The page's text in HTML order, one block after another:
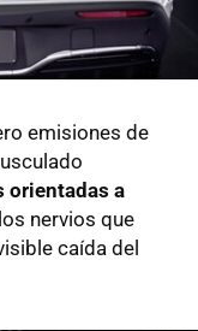
emisiones de
orientadas a
nervios que
caída del